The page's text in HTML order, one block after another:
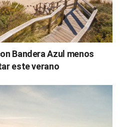
Bandera Azul menos
este verano